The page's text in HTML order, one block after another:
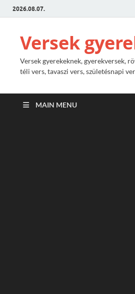
2026.08.07.
Versek
Versek gyerekeknek, gyerekversek,
téli vers, tavaszi vers, születésnapi
MAIN MENU